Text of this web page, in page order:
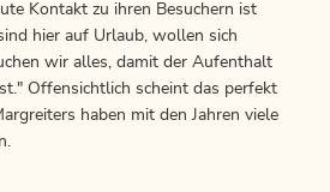
Kontakt zu ihren Besuchern ist
hier auf Urlaub, wollen sich
wir alles, damit der Aufenthalt
Offensichtlich scheint das perfekt
haben mit den Jahren viele